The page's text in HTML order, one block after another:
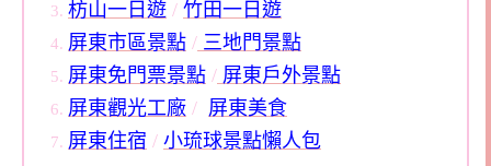
枋山一日遊 / 竹田一日遊
屏東市區景點 / 三地門景點
屏東免門票景點 / 屏東戶外景點
屏東觀光工廠 / 屏東美食
屏東住宿 / 小琉球景點懶人包